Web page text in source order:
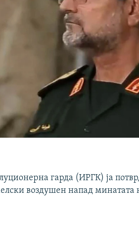
гарда (ИРГК) ја
воздушен напад минатата